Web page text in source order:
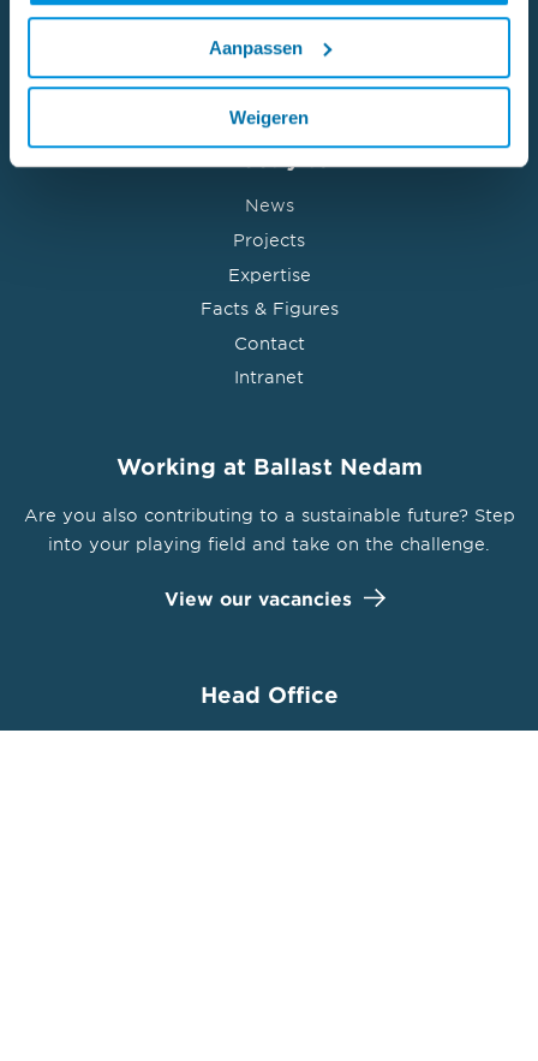
Aanpassen
Weigeren
Directly to
News
Projects
Expertise
Facts & Figures
Contact
Intranet
Working at Ballast Nedam
Are you also contributing to a sustainable future? Step
into your playing field and take on the challenge.
View our vacancies
Head Office